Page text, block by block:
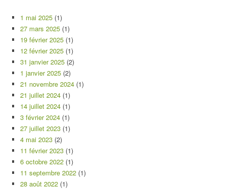
1 mai 2025 (1)
27 mars 2025 (1)
19 février 2025 (1)
12 février 2025 (1)
31 janvier 2025 (2)
1 janvier 2025 (2)
21 novembre 2024 (1)
21 juillet 2024 (1)
14 juillet 2024 (1)
3 février 2024 (1)
27 juillet 2023 (1)
4 mai 2023 (2)
11 février 2023 (1)
6 octobre 2022 (1)
11 septembre 2022 (1)
28 août 2022 (1)